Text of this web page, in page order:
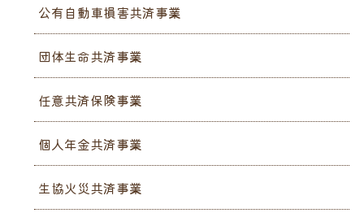
公有自動車損害共済事業
団体生命共済事業
任意共済保険事業
個人年金共済事業
生協火災共済事業